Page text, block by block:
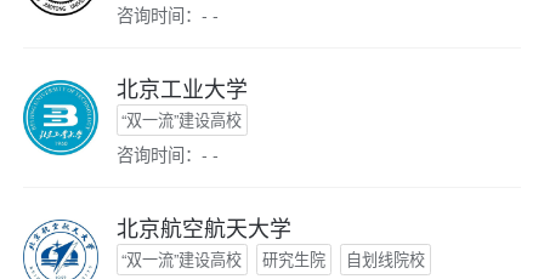
咨询时间：- -
北京工业大学
“双一流”建设高校
咨询时间：- -
北京航空航天大学
“双一流”建设高校 研究生院 自划线院校